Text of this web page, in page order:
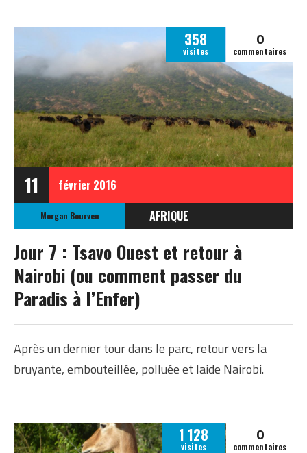
11 février 2016
358
visites
0
commentaires
Morgan Bourven
AFRIQUE
KENYA
Jour 7 : Tsavo Ouest et retour à
Nairobi (ou comment passer du
Paradis à l’Enfer)
Après un dernier tour dans le parc, retour vers la
bruyante, embouteillée, polluée et laide Nairobi.
1 128
visites
0
commentaires